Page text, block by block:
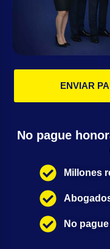
ENVIAR
No pague
Millones
No